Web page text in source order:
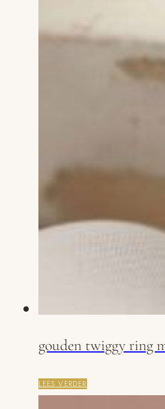
gouden twiggy ring
LEES VERDER